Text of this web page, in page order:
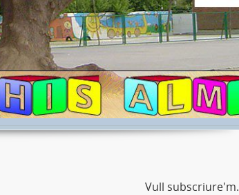
Vull subscriure'm.